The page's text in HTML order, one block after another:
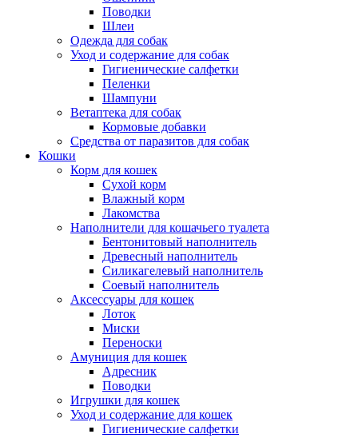
Поводки
Шлеи
Одежда для собак
Уход и содержание для собак
Гигиенические салфетки
Пеленки
Шампуни
Ветаптека для собак
Кормовые добавки
Средства от паразитов для собак
Кошки
Корм для кошек
Сухой корм
Влажный корм
Лакомства
Наполнители для кошачьего туалета
Бентонитовый наполнитель
Древесный наполнитель
Силикагелевый наполнитель
Соевый наполнитель
Аксессуары для кошек
Лоток
Миски
Переноски
Амуниция для кошек
Адресник
Поводки
Игрушки для кошек
Уход и содержание для кошек
Гигиенические салфетки